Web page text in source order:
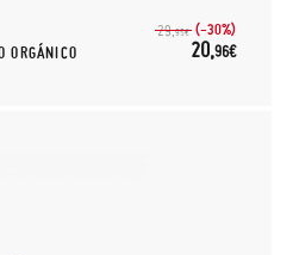
ORGÁNICO
29,95€ (-30%)
20,96€